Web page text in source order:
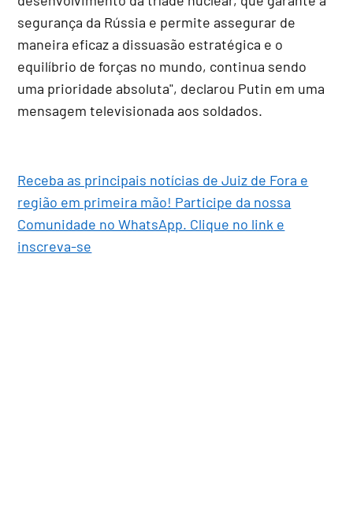
segurança da Rússia e permite assegurar de
maneira eficaz a dissuasão estratégica e o
equilíbrio de forças no mundo, continua sendo
uma prioridade absoluta", declarou Putin em uma
mensagem televisionada aos soldados.
Receba as principais notícias de Juiz de Fora e
região em primeira mão! Participe da nossa
Comunidade no WhatsApp. Clique no link e
inscreva-se